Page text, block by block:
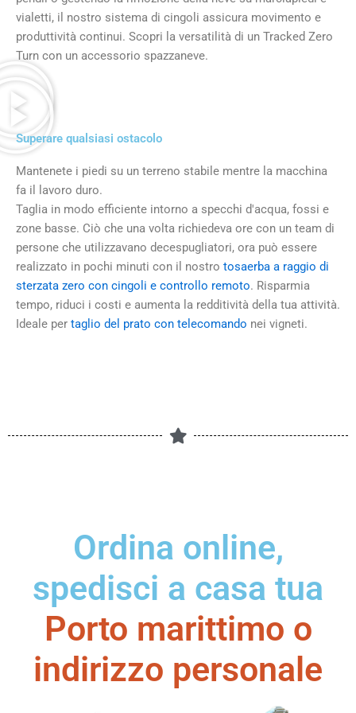
vialetti, il nostro sistema di cingoli assicura movimento e
produttività continui. Scopri la versatilità di un Tracked Zero
Turn con un accessorio spazzaneve.
Superare qualsiasi ostacolo
Mantenete i piedi su un terreno stabile mentre la macchina
fa il lavoro duro.
Taglia in modo efficiente intorno a specchi d'acqua, fossi e
zone basse. Ciò che una volta richiedeva ore con un team di
persone che utilizzavano decespugliatori, ora può essere
realizzato in pochi minuti con il nostro tosaerba a raggio di
sterzata zero con cingoli e controllo remoto. Risparmia
tempo, riduci i costi e aumenta la redditività della tua attività.
Ideale per taglio del prato con telecomando nei vigneti.
Ordina online,
spedisci a casa tua
Porto marittimo o
indirizzo personale